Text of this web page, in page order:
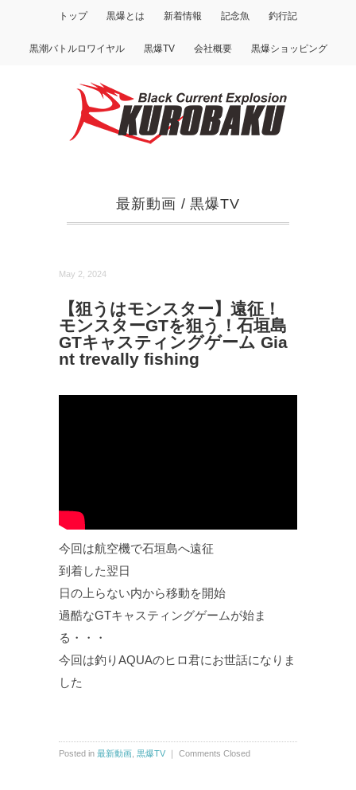
トップ 黒爆とは 新着情報 記念魚 釣行記
黒潮バトルロワイヤル 黒爆TV 会社概要 黒爆ショッピング
最新動画 /黒爆TV
May 2, 2024
【狙うはモンスター】遠征！
モンスターGTを狙う！石垣島
GTキャスティングゲーム Gia
nt trevally fishing
今回は航空機で石垣島へ遠征
到着した翌日
日の上らない内から移動を開始
過酷なGTキャスティングゲームが始ま
る・・・
今回は釣りAQUAのヒロ君にお世話になりま
した
Posted in 最新動画 黒爆TV ｜ Comments Closed